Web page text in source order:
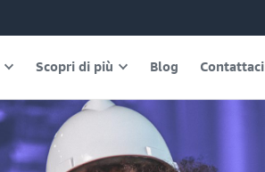
Scopri di più Blog Contattaci